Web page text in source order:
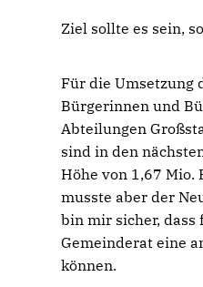
Ziel sollte es sein,
Für die Umsetzung
Bürgerinnen und
Abteilungen
sind in den
Höhe von 1,67 Mio.
musste aber der
bin mir sicher,
Gemeinderat eine
können.